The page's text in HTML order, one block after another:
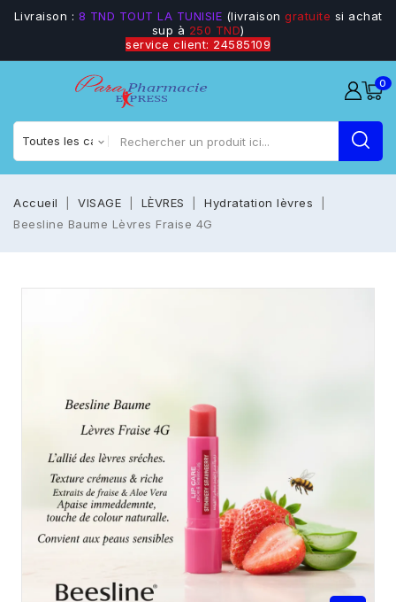
Livraison : 8 TND TOUT LA TUNISIE (livraison gratuite si achat
sup à 250 TND)
service client: 24585109
0
Accueil VISAGE LÈVRES
Hydratation lèvres
Beesline Baume Lèvres Fraise 4G